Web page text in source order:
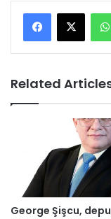
Related
George Şişcu,